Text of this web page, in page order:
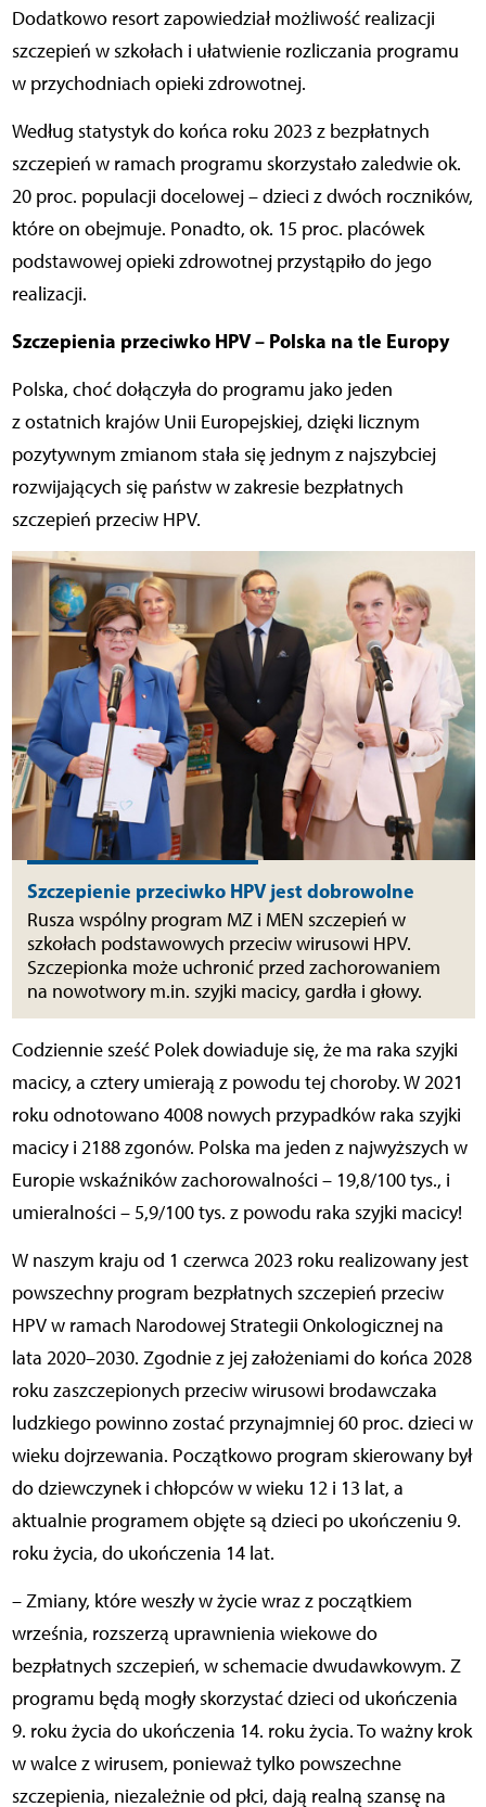
Dodatkowo resort zapowiedział możliwość realizacji
szczepień w szkołach i ułatwienie rozliczania programu
w przychodniach opieki zdrowotnej.
Według statystyk do końca roku 2023 z bezpłatnych
szczepień w ramach programu skorzystało zaledwie ok.
20 proc. populacji docelowej – dzieci z dwóch roczników,
które on obejmuje. Ponadto, ok. 15 proc. placówek
podstawowej opieki zdrowotnej przystąpiło do jego
realizacji.
Szczepienia przeciwko HPV – Polska na tle Europy
Polska, choć dołączyła do programu jako jeden
z ostatnich krajów Unii Europejskiej, dzięki licznym
pozytywnym zmianom stała się jednym z najszybciej
rozwijających się państw w zakresie bezpłatnych
szczepień przeciw HPV.
Szczepienie przeciwko HPV jest dobrowolne
Rusza wspólny program MZ i MEN szczepień w
szkołach podstawowych przeciw wirusowi HPV.
Szczepionka może uchronić przed zachorowaniem
na nowotwory m.in. szyjki macicy, gardła i głowy.
Codziennie sześć Polek dowiaduje się, że ma raka szyjki
macicy, a cztery umierają z powodu tej choroby. W 2021
roku odnotowano 4008 nowych przypadków raka szyjki
macicy i 2188 zgonów. Polska ma jeden z najwyższych w
Europie wskaźników zachorowalności – 19,8/100 tys., i
umieralności – 5,9/100 tys. z powodu raka szyjki macicy!
W naszym kraju od 1 czerwca 2023 roku realizowany jest
powszechny program bezpłatnych szczepień przeciw
HPV w ramach Narodowej Strategii Onkologicznej na
lata 2020–2030. Zgodnie z jej założeniami do końca 2028
roku zaszczepionych przeciw wirusowi brodawczaka
ludzkiego powinno zostać przynajmniej 60 proc. dzieci w
wieku dojrzewania. Początkowo program skierowany był
do dziewczynek i chłopców w wieku 12 i 13 lat, a
aktualnie programem objęte są dzieci po ukończeniu 9.
roku życia, do ukończenia 14 lat.
– Zmiany, które weszły w życie wraz z początkiem
września, rozszerzą uprawnienia wiekowe do
bezpłatnych szczepień, w schemacie dwudawkowym. Z
programu będą mogły skorzystać dzieci od ukończenia
9. roku życia do ukończenia 14. roku życia. To ważny krok
w walce z wirusem, ponieważ tylko powszechne
szczepienia, niezależnie od płci, dają realną szansę na